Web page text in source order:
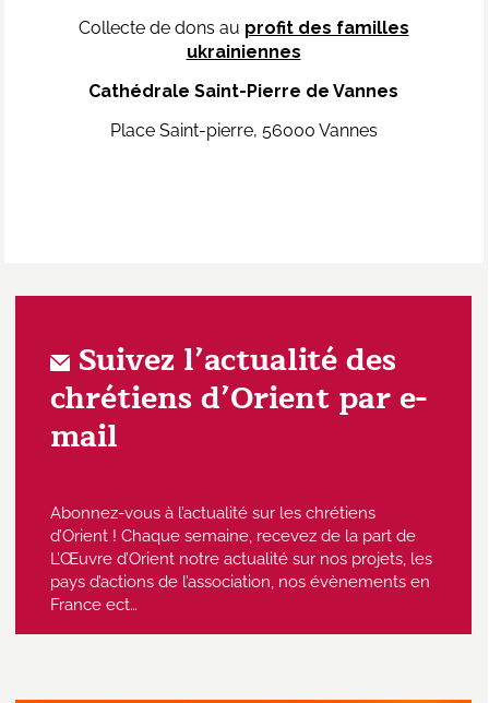
Collecte de dons au profit des familles
ukrainiennes
Cathédrale Saint-Pierre de Vannes
Place Saint-pierre, 56000 Vannes
Suivez l’actualité des
chrétiens d’Orient par e-
mail
Abonnez-vous à l’actualité sur les chrétiens
d’Orient ! Chaque semaine, recevez de la part de
L’Œuvre d’Orient notre actualité sur nos projets, les
pays d’actions de l’association, nos évènements en
France ect…